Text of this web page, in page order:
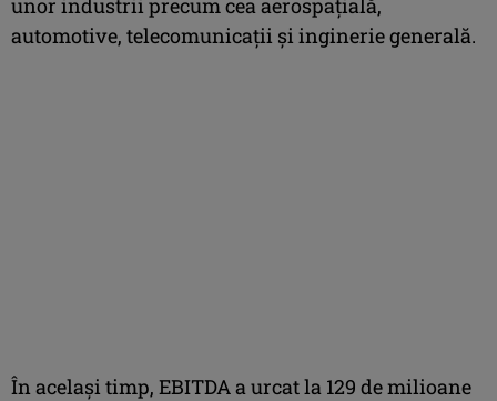
unor industrii precum cea aerospaţială,
automotive, telecomunicaţii şi inginerie generală.
În acelaşi timp, EBITDA a urcat la 129 de milioane